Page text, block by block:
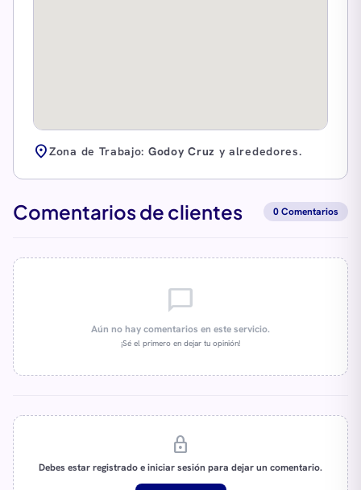
location_onZona de Trabajo: Godoy Cruz y alrededores.
Comentarios de clientes 0 Comentarios
chat_bubble_outline
Aún no hay comentarios en este servicio.
¡Sé el primero en dejar tu opinión!
lock
Debes estar registrado e iniciar sesión para dejar un comentario.